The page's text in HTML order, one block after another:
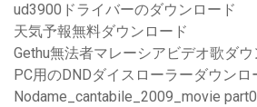
ud3900ドライバーのダウンロード
天気予報無料ダウンロード
Gethu無法者マレーシアビデオ歌ダ
PC用のDNDダイスローラーダウンロ
Nodame_cantabile_2009_movie